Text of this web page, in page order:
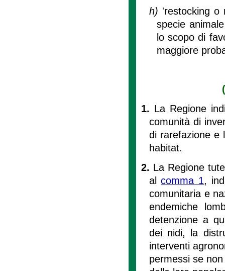
h) 'restocking o
specie
lo scopo di
maggiore
1. La Regione
comunità di
di rarefazione e
habitat.
2. La Regione
alcomma 1,
comunitaria e
endemiche
detenzione a
dei nidi, la
interventi
permessi se